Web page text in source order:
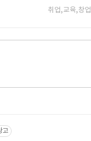
취업,교육,창업
고